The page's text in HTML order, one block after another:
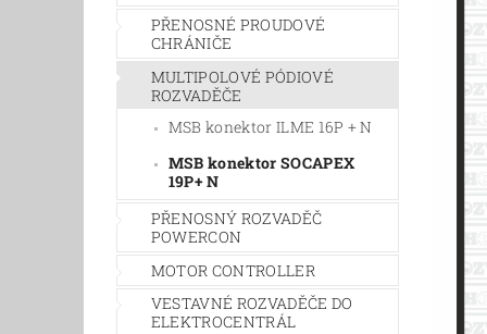
PŘENOSNÉ PROUDOVÉ
CHRÁNIČE
MULTIPOLOVÉ PÓDIOVÉ
ROZVADĚČE
MSB konektor ILME 16P + N
MSB konektor SOCAPEX
19P+ N
PŘENOSNÝ ROZVADĚČ
POWERCON
MOTOR CONTROLLER
VESTAVNÉ ROZVADĚČE DO
ELEKTROCENTRÁL